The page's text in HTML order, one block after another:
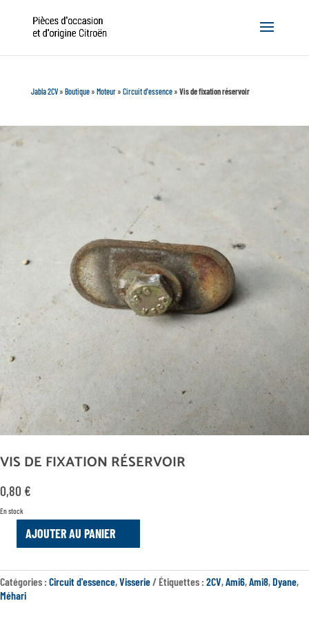
Jabla 2CV» Boutique» Moteur» Circuit d'essence» Vis de fixation réservoir
VIS DE FIXATION RÉSERVOIR
0,80 €
En stock
QUANTITÉ
DE
FIXATION
AJOUTER AU PANIER
Catégories : Circuit d'essence,Visserie Étiquettes : 2CV,Ami6,Ami8,Dyane,
Méhari